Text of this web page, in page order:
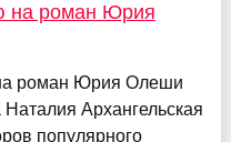
на роман Юрия
роман Юрия Олеши
Архангельская
популярного